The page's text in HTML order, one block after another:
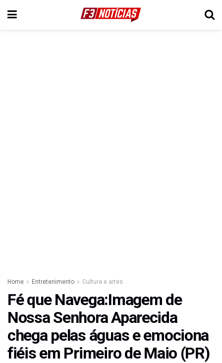
Home Entretenimento Cultura e artes
Fé que Navega:Imagem de
Nossa Senhora Aparecida
chega pelas águas e emociona
fiéis em Primeiro de Maio (PR)